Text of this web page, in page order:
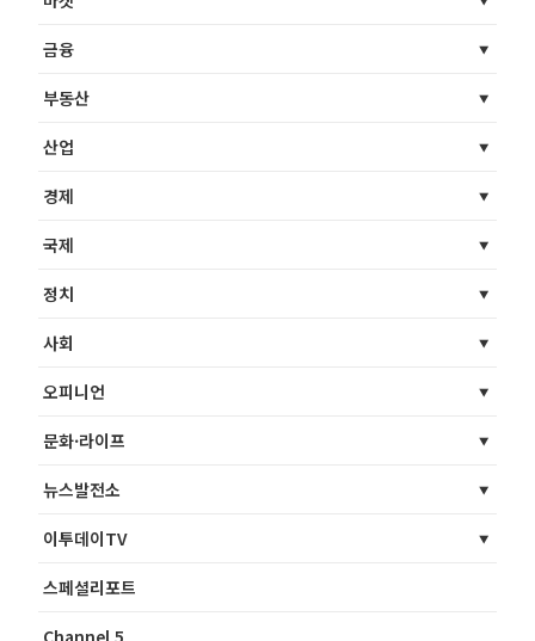
금융
부동산
산업
경제
국제
정치
사회
오피니언
문화·라이프
뉴스발전소
이투데이TV
스페셜리포트
Channel 5